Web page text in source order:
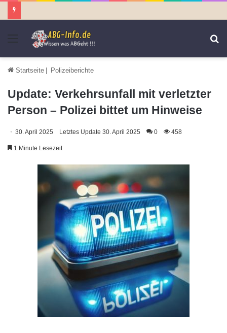
Menü
Startseite | Polizeiberichte
Update: Verkehrsunfall mit verletzter
Person – Polizei bittet um Hinweise
30. April 2025 Letztes Update 30. April 2025 0 458
1 Minute Lesezeit